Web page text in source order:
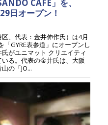
CAFÉ」を、
日オープン！
、代表：金井伸作氏）は4月
「GYRE表参道」にオープンし
がユニマット クリエイティ
る。代表の金井氏は、大阪
の「JO...